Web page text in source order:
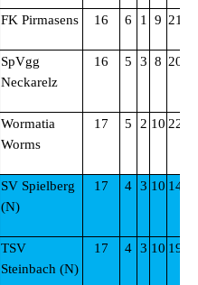
FK Pirmasens 16 6 1 9
SpVgg
Neckarelz
16 5 3 8
Wormatia
Worms
17 5 2 10
SV Spielberg
(N)
17 4 3 10
TSV
Steinbach (N)
17 4 3 10